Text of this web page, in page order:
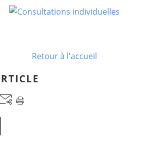
Retour à l'accueil